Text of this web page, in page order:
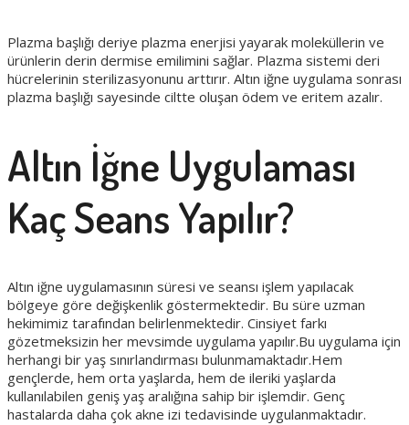
Plazma başlığı deriye plazma enerjisi yayarak moleküllerin ve
ürünlerin derin dermise emilimini sağlar. Plazma sistemi deri
hücrelerinin sterilizasyonunu arttırır. Altın iğne uygulama sonrası
plazma başlığı sayesinde ciltte oluşan ödem ve eritem azalır.
Altın İğne Uygulaması
Kaç Seans Yapılır?
Altın iğne uygulamasının süresi ve seansı işlem yapılacak
bölgeye göre değişkenlik göstermektedir. Bu süre uzman
hekimimiz tarafından belirlenmektedir. Cinsiyet farkı
gözetmeksizin her mevsimde uygulama yapılır.Bu uygulama için
herhangi bir yaş sınırlandırması bulunmamaktadır.Hem
gençlerde, hem orta yaşlarda, hem de ileriki yaşlarda
kullanılabilen geniş yaş aralığına sahip bir işlemdir. Genç
hastalarda daha çok akne izi tedavisinde uygulanmaktadır.